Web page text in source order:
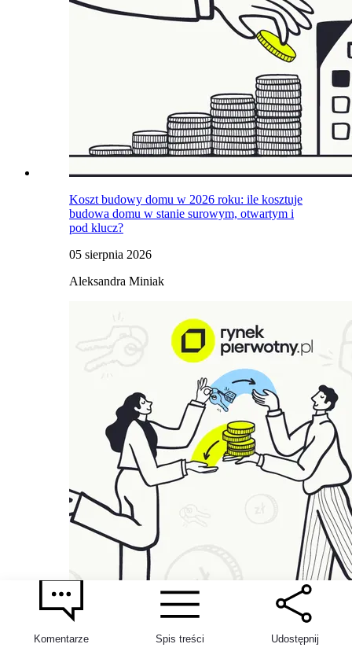
Koszt budowy domu w 2026 roku: ile kosztuje
budowa domu w stanie surowym, otwartym i
pod klucz?
05 sierpnia 2026
Aleksandra Miniak
Komentarze Spis treści Udostępnij